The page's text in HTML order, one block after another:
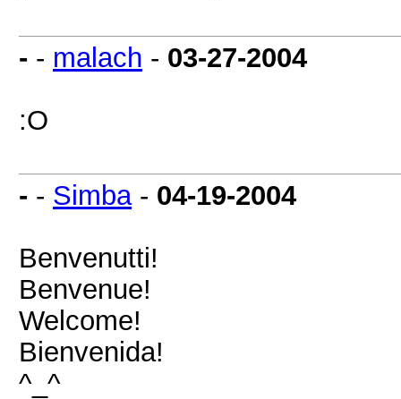
- - malach - 03-27-2004
:O
- - Simba- 04-19-2004
Benvenutti!
Benvenue!
Welcome!
Bienvenida!
^_^